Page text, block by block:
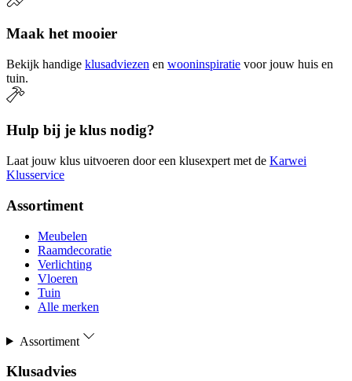
Maak het mooier
Bekijk handige klusadviezen en wooninspiratie voor jouw huis en
tuin.
Hulp bij je klus nodig?
Laat jouw klus uitvoeren door een klusexpert met de Karwei
Klusservice
Assortiment
Meubelen
Raamdecoratie
Verlichting
Vloeren
Tuin
Alle merken
Assortiment
Klusadvies